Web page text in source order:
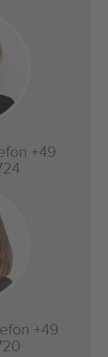
+49
+49